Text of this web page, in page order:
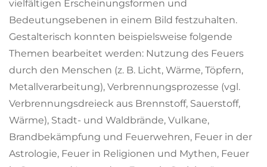
vielfältigen Erscheinungsformen und
Bedeutungsebenen in einem Bild festzuhalten.
Gestalterisch konnten beispielsweise folgende
Themen bearbeitet werden: Nutzung des Feuers
durch den Menschen (z. B. Licht, Wärme, Töpfern,
Metallverarbeitung), Verbrennungsprozesse (vgl.
Verbrennungsdreieck aus Brennstoff, Sauerstoff,
Wärme), Stadt- und Waldbrände, Vulkane,
Brandbekämpfung und Feuerwehren, Feuer in der
Astrologie, Feuer in Religionen und Mythen, Feuer